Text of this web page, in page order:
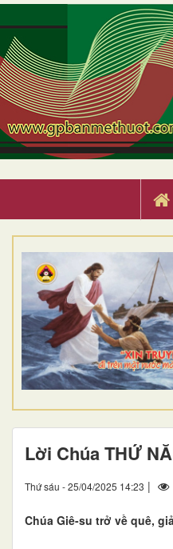
Lời Chúa THỨ
Thứ sáu - 25/04/2025 14:23 |
Chúa Giê-su trở về quê,